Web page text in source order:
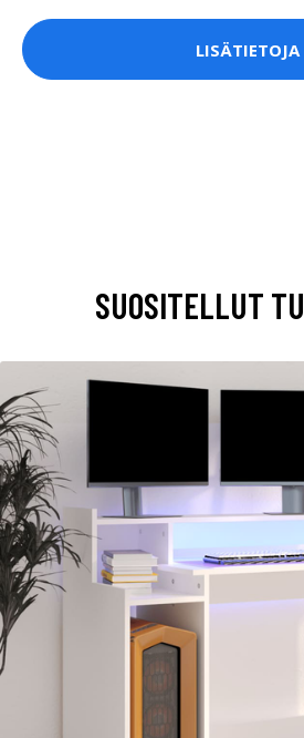
LISÄTIETOJA
SUOSITELLUT